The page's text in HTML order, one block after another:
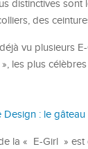
distinctives
des
vu plusieurs
les plus
Design : le
la « E-Girl »